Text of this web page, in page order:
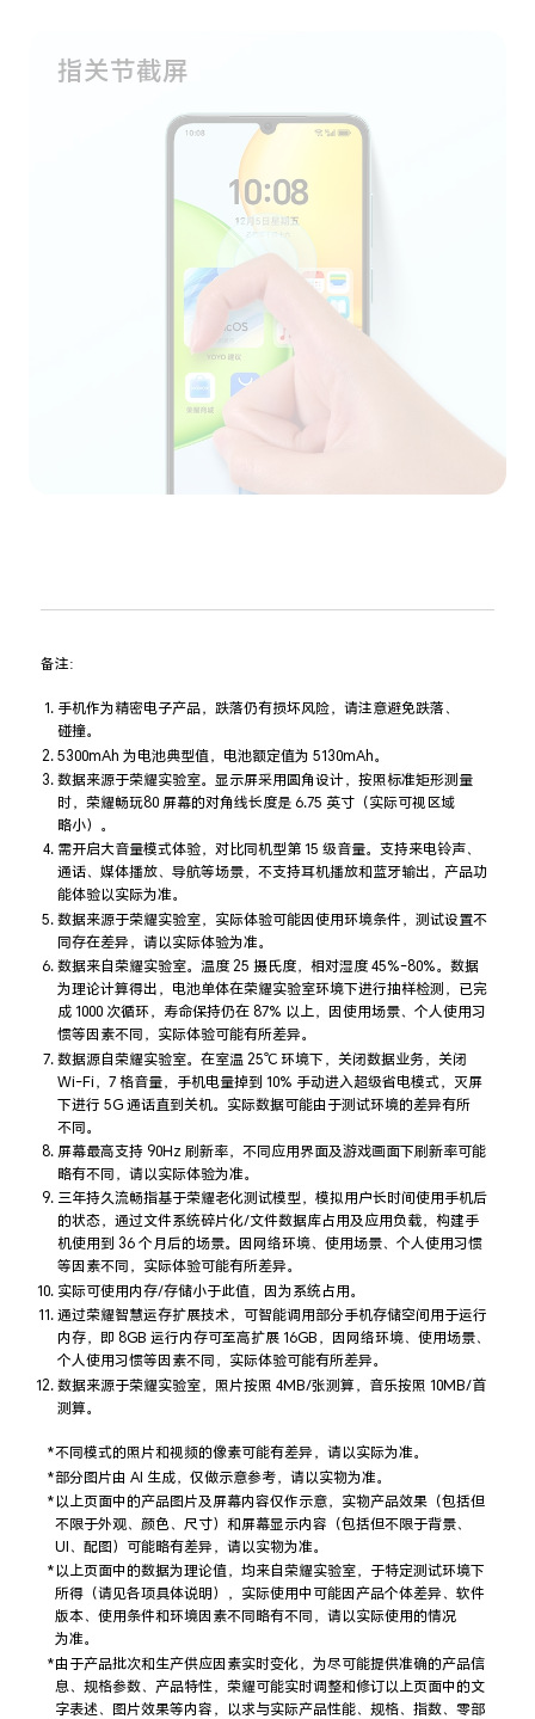
指关节截屏
备注:
手机作为精密电子产品，跌落仍有损坏风险，请注意避免跌落、
碰⁠撞。
5300mAh 为电池典型值，电池额定值为 5130mAh。
数据来源于荣耀实验室。显示屏采用圆角设计，按照标准矩形测量
时，荣耀畅玩80 屏幕的对角线长度是 6.75 英寸（实际可视区域
略⁠小⁠）⁠。
需开启大音量模式体验，对比同机型第 15 级音量。支持来电铃声、
通话、媒体播放、导航等场景，不支持耳机播放和蓝牙输出，产品功
能体验以实际为⁠准。
数据来源于荣耀实验室，实际体验可能因使用环境条件，测试设置不
同存在差异，请以实际体验为⁠准。
数据来自荣耀实验室。温度 25 摄氏度，相对湿度 45%-80%。数据
为理论计算得出，电池单体在荣耀实验室环境下进行抽样检测，已完
成 1000 次循环，寿命保持仍在 87% 以上，因使用场景、个人使用习
惯等因素不同，实际体验可能有所差⁠异。
数据源自荣耀实验室。在室温 25℃ 环境下，关闭数据业务，关闭
Wi-Fi，7 格音量，手机电量掉到 10% 手动进入超级省电模式，灭屏
下进行 5G 通话直到关机。实际数据可能由于测试环境的差异有所
不⁠同。
屏幕最高支持 90Hz 刷新率，不同应用界面及游戏画面下刷新率可能
略有不同，请以实际体验为⁠准。
三年持久流畅指基于荣耀老化测试模型，模拟用户长时间使用手机后
的状态，通过文件系统碎片化/文件数据库占用及应用负载，构建手
机使用到 36 个月后的场景。因网络环境、使用场景、个人使用习惯
等因素不同，实际体验可能有所差⁠异。
实际可使用内存/存储小于此值，因为系统占⁠用。
通过荣耀智慧运存扩展技术，可智能调用部分手机存储空间用于运行
内存，即 8GB 运行内存可至高扩展 16GB，因网络环境、使用场景、
个人使用习惯等因素不同，实际体验可能有所差⁠异。
数据来源于荣耀实验室，照片按照 4MB/张测算，音乐按照 10MB/首
测⁠算。
不同模式的照片和视频的像素可能有差异，请以实际为⁠准。
部分图片由 AI 生成，仅做示意参考，请以实物为⁠准。
以上页面中的产品图片及屏幕内容仅作示意，实物产品效果（包括但
不限于外观、颜色、尺寸）和屏幕显示内容（包括但不限于背景、
UI、配图）可能略有差异，请以实物为⁠准。
以上页面中的数据为理论值，均来自荣耀实验室，于特定测试环境下
所得（请见各项具体说明），实际使用中可能因产品个体差异、软件
版本、使用条件和环境因素不同略有不同，请以实际使用的情况
为⁠准。
由于产品批次和生产供应因素实时变化，为尽可能提供准确的产品信
息、规格参数、产品特性，荣耀可能实时调整和修订以上页面中的文
字表述、图片效果等内容，以求与实际产品性能、规格、指数、零部